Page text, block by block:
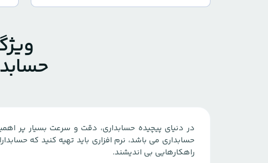
در دنیای پیچیده حسابداری، دقت و سرعت بسیار پر
حسابداری می باشد، نرم افزاری باید تهیه کنید که
راهکارهایی بی اندیشند.